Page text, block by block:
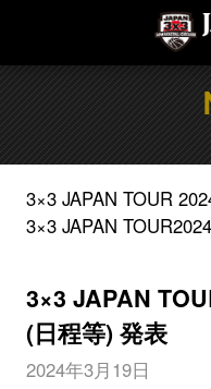
3×3 JAPAN TOUR
3×3 JAPAN
3×3 JAPAN
(日程等) 発表
2024年3月19日